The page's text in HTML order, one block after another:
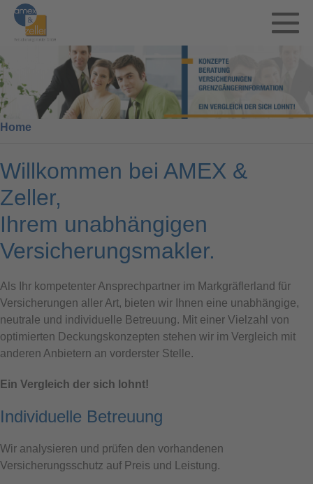
Zum
Inhalt
springen
Home
Willkommen bei AMEX &
Zeller,
Ihrem unabhängigen
Versicherungsmakler.
Als Ihr kompetenter Ansprechpartner im Markgräflerland für
Versicherungen aller Art, bieten wir Ihnen eine unabhängige,
neutrale und individuelle Betreuung. Mit einer Vielzahl von
optimierten Deckungskonzepten stehen wir im Vergleich mit
anderen Anbietern an vorderster Stelle.
Ein Vergleich der sich lohnt!
Individuelle Betreuung
Wir analysieren und prüfen den vorhandenen
Versicherungsschutz auf Preis und Leistung.